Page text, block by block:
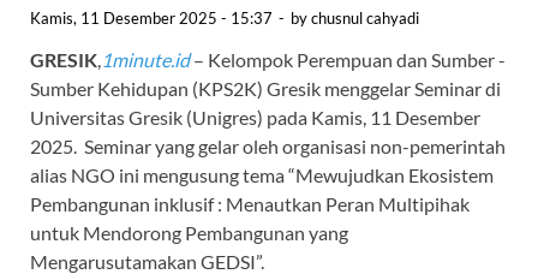
Kamis, 11 Desember 2025 - 15:37 - bychusnul cahyadi
GRESIK 1minute.id– Kelompok Perempuan dan Sumber -
Sumber Kehidupan (KPS2K) Gresik menggelar Seminar di
Universitas Gresik (Unigres) pada Kamis, 11 Desember
2025. Seminar yang gelar oleh organisasi non-pemerintah
alias NGO ini mengusung tema “Mewujudkan Ekosistem
Pembangunan inklusif : Menautkan Peran Multipihak
untuk Mendorong Pembangunan yang
Mengarusutamakan GEDSI”.